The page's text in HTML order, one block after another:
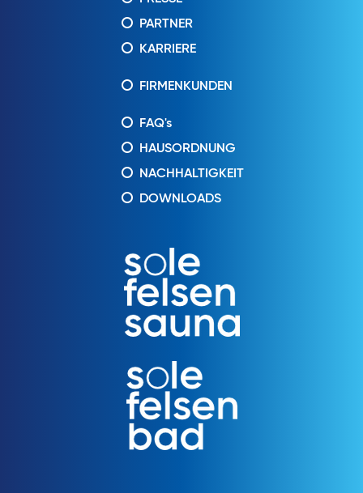
PARTNER
KARRIERE
FIRMENKUNDEN
FAQ's
HAUSORDNUNG
NACHHALTIGKEIT
DOWNLOADS